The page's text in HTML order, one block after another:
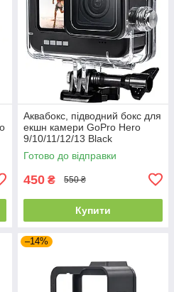
Аквабокс, підводний бокс для
екшн камери GoPro Hero
9/10/11/12/13 Black
Готово до відправки
450 ₴ 550 ₴
Купити
–14%